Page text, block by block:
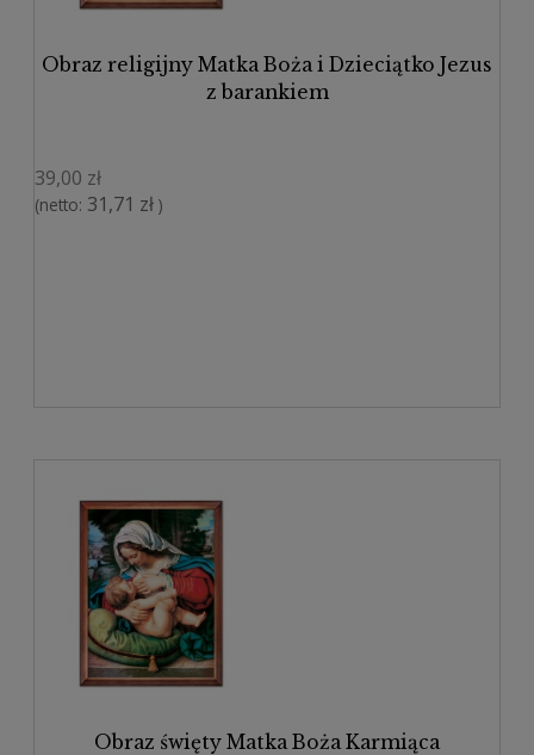
Obraz religijny Matka Boża i Dzieciątko Jezus
z barankiem
39,00 zł
(netto: 31,71 zł )
Obraz święty Matka Boża Karmiąca